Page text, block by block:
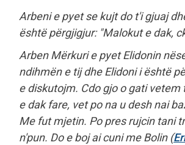
Arbeni e pyet se kujt do t'i gjuaj
është përgjigjur: "Malokut e dak,
Arben Mërkuri e pyet Elidonin
ndihmën e tij dhe Elidoni i është
e diskutojm. Cdo gjo o gati vetem
e dak fare, vet po na u desh nai
Me fut mjetin. Po pres rujcin tani
n'pun. Do e boj ai cuni me Bolin (